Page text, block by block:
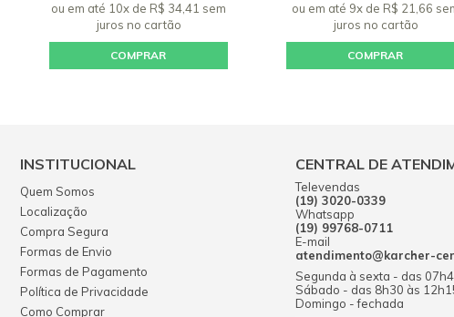
ou em até 10x de R$ 34,41 sem
juros no cartão
COMPRAR
ou em até 9x de R$ 21,66
juros no cartão
COMPRAR
INSTITUCIONAL
Quem Somos
Localização
Compra Segura
Formas de Envio
Formas de Pagamento
Política de Privacidade
Como Comprar
CENTRAL DE
Televendas
(19) 3020-0339
Whatsapp
(19) 99768-0711
E-mail
atendimento@karcher-
Segunda à sexta - das
Sábado - das 8h30 às
Domingo - fechada